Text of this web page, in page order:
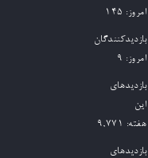
امروز: 145
بازدیدکنندگان
امروز: 9
بازدیدهای
این
هفته: 9,771
بازدیدهای